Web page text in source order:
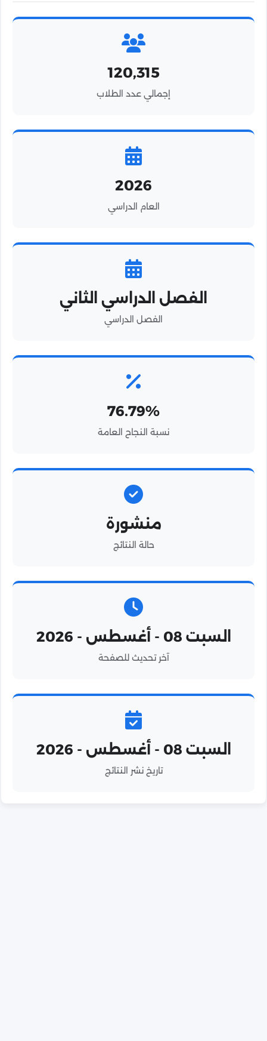
120,315
إجمالي عدد الطلاب
2026
العام الدراسي
الفصل الدراسي الثاني
الفصل الدراسي
76.79%
نسبة النجاح العامة
منشورة
حالة النتائج
السبت 08 - أغسطس - 2026
آخر تحديث للصفحة
السبت 08 - أغسطس - 2026
تاريخ نشر النتائج